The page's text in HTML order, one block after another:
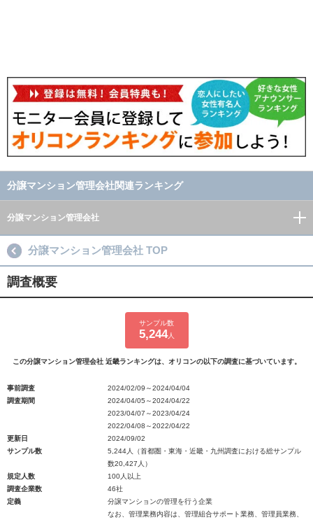
分譲マンション管理会社関連ランキング
分譲マンション管理会社
分譲マンション管理会社 TOP
調査概要
サンプル数
5,244人
この分譲マンション管理会社 近畿ランキングは、オリコンの以下の調査に基づいています。
事前調査
2024/02/09～2024/04/04
調査期間
2024/04/05～2024/04/22
2023/04/07～2023/04/24
2022/04/08～2022/04/22
更新日
2024/09/02
サンプル数
5,244人（首都圏・東海・近畿・九州調査における総サンプル
数20,427人）
規定人数
100人以上
調査企業数
46社
定義
分譲マンションの管理を行う企業
なお、管理業務内容は、管理組合サポート業務、管理員業務、